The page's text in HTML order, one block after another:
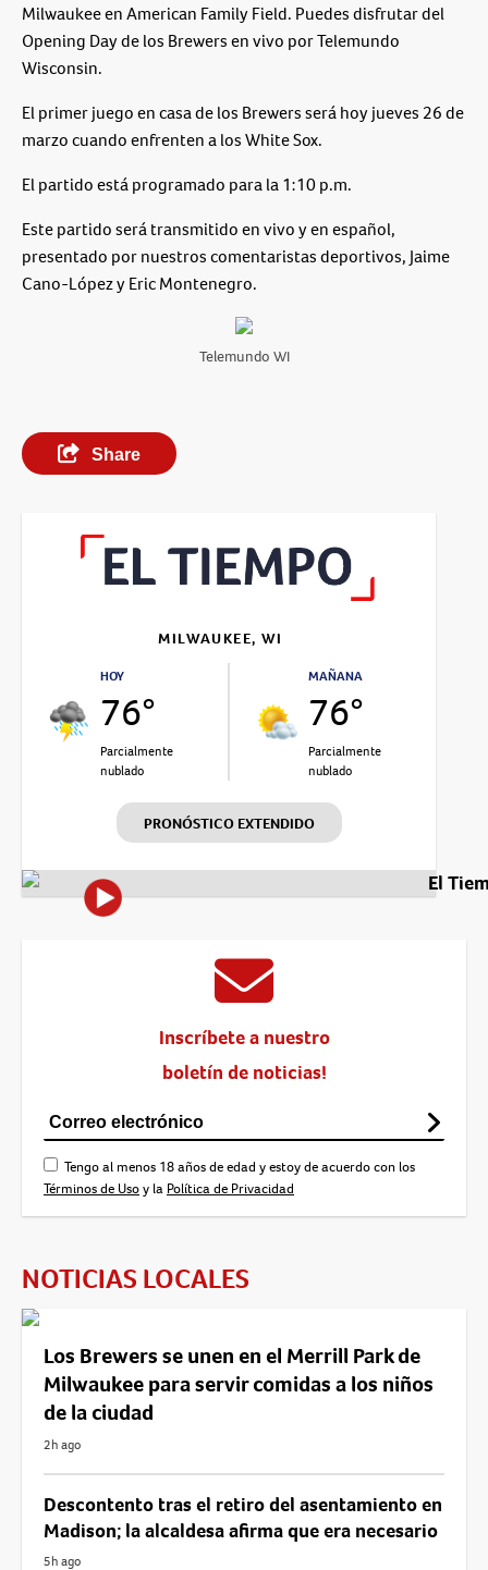
Milwaukee enAmerican Family Field. Puedes disfrutar del
Opening Day de los Brewersen vivo porTelemundo
Wisconsin.
El primer juego en casa de los Brewers será hoy jueves 26 de
marzo cuando enfrenten a losWhite Sox.
El partido está programado para la1:10 p.m.
Este partido será transmitido en vivo y en español,
presentado por nuestros comentaristas deportivos, Jaime
Cano-LópezyEric Montenegro.
Telemundo WI
Share
MILWAUKEE, WI
HOY
76°
Parcialmente
nublado
MAÑANA
76°
Parcialmente
nublado
PRONÓSTICO EXTENDIDO
El
Inscríbete a nuestro
boletín de noticias!
Tengo al menos 18 años de edad y estoy de acuerdo con los
Términos de Usoy la Política de Privacidad
NOTICIAS LOCALES
Los Brewers se unen en el Merrill Park de
Milwaukee para servir comidas a los niños
de la ciudad
2h ago
Descontento tras el retiro del asentamiento en
Madison; la alcaldesa afirma que era necesario
5h ago